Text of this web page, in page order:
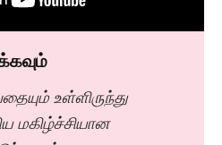
உள்ளிருந்து
மகிழ்ச்சியான